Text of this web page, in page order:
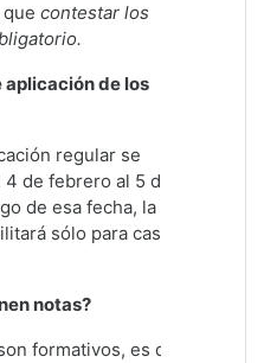
contestar los
aplicación de los
regular se
de febrero al 5 de
de esa fecha, la
sólo para casos
notas?
formativos, es decir,